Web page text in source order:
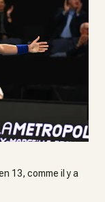
13, comme il y a